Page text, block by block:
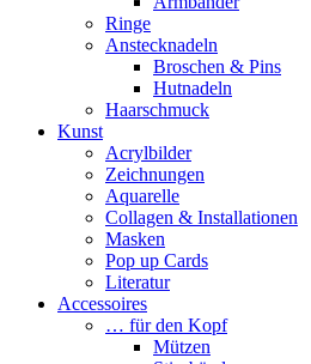
Ringe
Anstecknadeln
Broschen & Pins
Hutnadeln
Haarschmuck
Kunst
Acrylbilder
Zeichnungen
Aquarelle
Collagen & Installationen
Masken
Pop up Cards
Literatur
Accessoires
… für den Kopf
Mützen